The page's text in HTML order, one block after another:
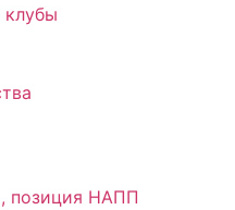
клубы
позиция НАПП